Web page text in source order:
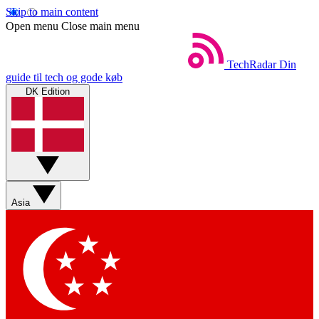
Skip to main content
Open menu Close main menu
TechRadar Din
guide til tech og gode køb
DK Edition
Asia